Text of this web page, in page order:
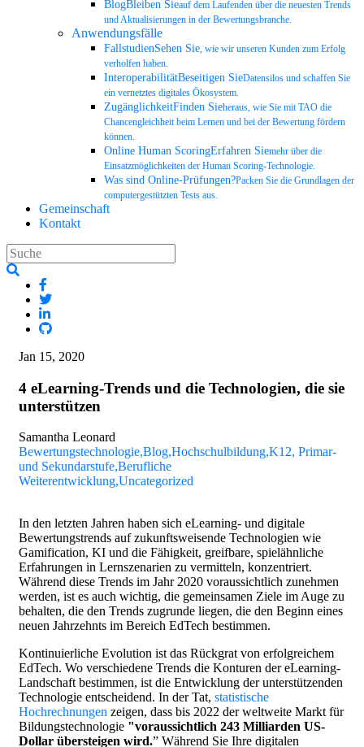
BlogBleiben Sieauf dem Laufenden über die neuesten Trends
und Aktualisierungen in der Bewertungsbranche.
Anwendungsfälle
FallstudienSehen Sie, wie wir unseren Kunden zum Erfolg
verholfen haben.
InteroperabilitätBeseitigen SieDatensilos und schaffen Sie
ein vernetztes digitales Ökosystem.
ZugänglichkeitFinden Sieheraus, wie Sie mit TAO die
Chancengleichheit beim Lernen und bei der Bewertung fördern
können.
Online Human ScoringErfahren Siemehr über die
Einsatzmöglichkeiten der Human Scoring-Technologie.
Was sind Online-Prüfungen?Packen Sie die Grundlagen der
computergestützten Tests aus.
Gemeinschaft
Kontakt
Jan 15, 2020
4 eLearning-Trends und die Technologien, die sie
unterstützen
Samantha Leonard
Bewertungstechnologie,Blog,Hochschulbildung,K12, Primar-
und Sekundarstufe,Berufliche
Weiterentwicklung,Uncategorized
In den letzten Jahren haben sich eLearning- und digitale
Bewertungstrends auf zukunftsweisende Technologien wie
Gamification, KI und die Fähigkeit, greifbare, spielähnliche
Erfahrungen in Lernszenarien zu vermitteln, konzentriert.
Während diese Trends im Jahr 2020 voraussichtlich zunehmen
werden, ist es auch wichtig, die gemeinsamen Ziele im Auge zu
behalten, die den Trends zugrunde liegen, die den Beginn eines
neuen Jahrzehnts im Bereich EdTech bestimmen.
Kontinuierliche Evolution ist das Rückgrat von erfolgreichem
EdTech. Wo verschiedene Trends die Konturen der eLearning-
Landschaft bestimmen, ist die Entwicklung der unterstützenden
Technologie entscheidend. In der Tat, statistische
Hochrechnungen zeigen, dass bis 2022 der weltweite Markt für
Bildungstechnologie "voraussichtlich 243 Milliarden US-
Dollar übersteigen wird.” Während Sie Ihre digitalen